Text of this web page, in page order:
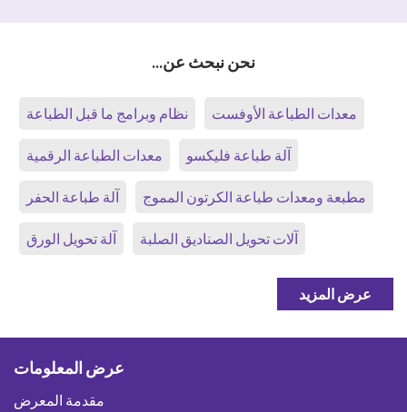
نحن نبحث عن...
نظام وبرامج ما قبل الطباعة معدات الطباعة الأوفست
معدات الطباعة الرقمية آلة طباعة فليكسو
آلة طباعة الحفر مطبعة ومعدات طباعة الكرتون المموج
آلة تحويل الورق آلات تحويل الصناديق الصلبة
عرض المزيد
عرض المعلومات
مقدمة المعرض